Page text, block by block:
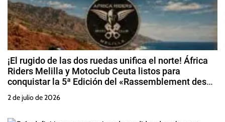
¡El rugido de las dos ruedas unifica el norte! África
Riders Melilla y Motoclub Ceuta listos para
conquistar la 5ª Edición del «Rassemblement des
Amis Alhuseima»
2 de julio de 2026